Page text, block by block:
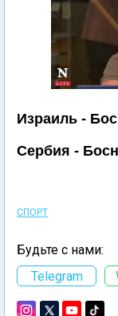
Израиль -
Сербия -
СПОРТ
Будьте с нами:
Telegram